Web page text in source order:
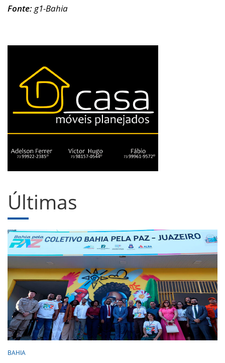
Fonte:g1-Bahia
Últimas
BAHIA